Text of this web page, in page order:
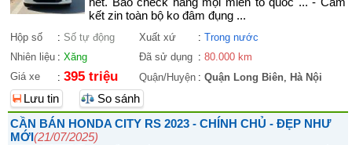
kết zin toàn bộ ko đâm đụng ...
Hộp số : Số tự động Xuất xứ : Trong nước
Nhiên liệu : Xăng Đã sử dụng : 80.000 km
Giá xe
: 395 triệu Quận/Huyện : Quận Long Biên, Hà Nội
Lưu tin
So sánh
CẦN BÁN HONDA CITY RS 2023 - CHÍNH CHỦ - ĐẸP NHƯ
MỚI(21/07/2025)